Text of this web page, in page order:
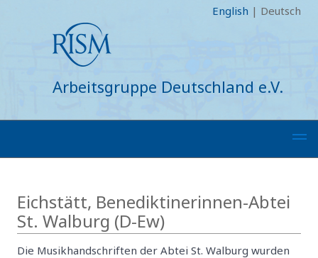
English | Deutsch
Arbeitsgruppe Deutschland e.V.
Eichstätt, Benediktinerinnen-Abtei
St. Walburg (D-Ew)
Die Musikhandschriften der Abtei St. Walburg wurden